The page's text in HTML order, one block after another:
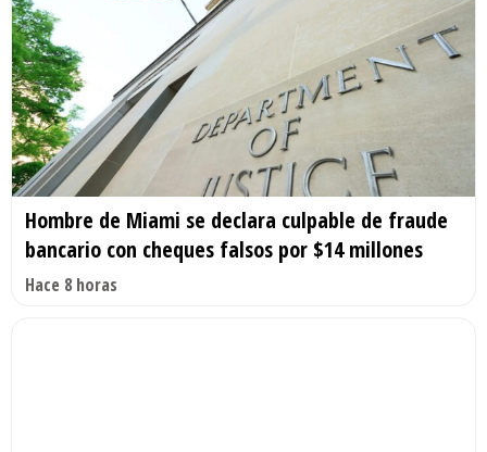
Hombre de Miami se declara culpable de fraude
bancario con cheques falsos por $14 millones
Hace 8 horas